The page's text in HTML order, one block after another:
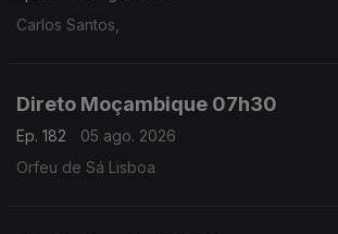
Carlos Santos,
Direto Moçambique 07h30
Ep. 182
05 ago. 2026
Orfeu de Sá Lisboa